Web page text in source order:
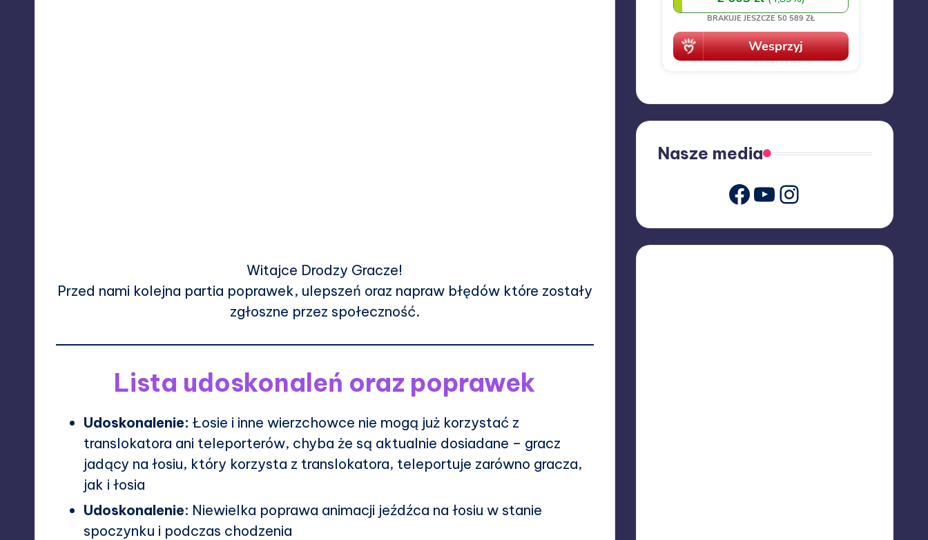
Witajce Drodzy Gracze!
Przed nami kolejna partia poprawek, ulepszeń oraz napraw błędów które zostały
zgłoszne przez społeczność.
Lista udoskonaleń oraz poprawek
Udoskonalenie: Łosie i inne wierzchowce nie mogą już korzystać z
translokatora ani teleporterów, chyba że są aktualnie dosiadane – gracz
jadący na łosiu, który korzysta z translokatora, teleportuje zarówno gracza,
jak i łosia
Udoskonalenie: Niewielka poprawa animacji jeźdźca na łosiu w stanie
spoczynku i podczas chodzenia
Nasze media
Facebook
Youtube
Instagram